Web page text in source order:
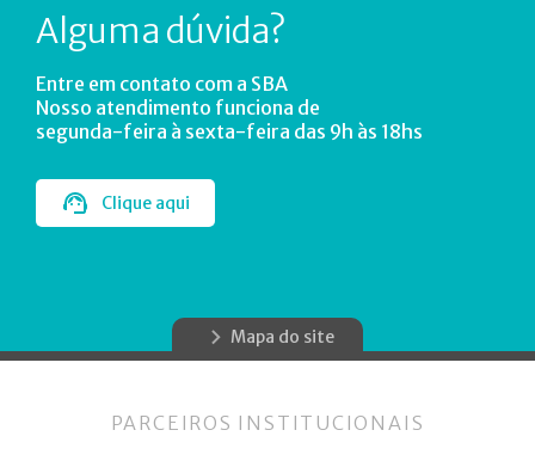
Alguma dúvida?
Entre em contato com a SBA
Nosso atendimento funciona de
segunda-feira à sexta-feira das 9h às 18hs
Clique aqui
Mapa do site
PARCEIROS INSTITUCIONAIS